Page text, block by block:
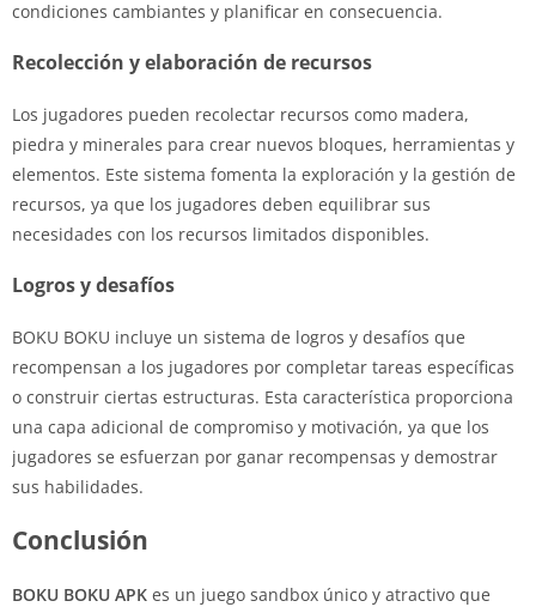
condiciones cambiantes y planificar en consecuencia.
Recolección y elaboración de recursos
Los jugadores pueden recolectar recursos como madera,
piedra y minerales para crear nuevos bloques, herramientas y
elementos. Este sistema fomenta la exploración y la gestión de
recursos, ya que los jugadores deben equilibrar sus
necesidades con los recursos limitados disponibles.
Logros y desafíos
BOKU BOKU incluye un sistema de logros y desafíos que
recompensan a los jugadores por completar tareas específicas
o construir ciertas estructuras. Esta característica proporciona
una capa adicional de compromiso y motivación, ya que los
jugadores se esfuerzan por ganar recompensas y demostrar
sus habilidades.
Conclusión
BOKU BOKU APK es un juego sandbox único y atractivo que